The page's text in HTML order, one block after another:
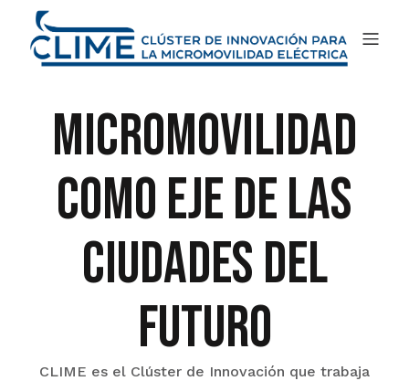
micromovilidad
como eje de las
ciudades del
futuro
CLIME es el Clúster de Innovación que trabaja